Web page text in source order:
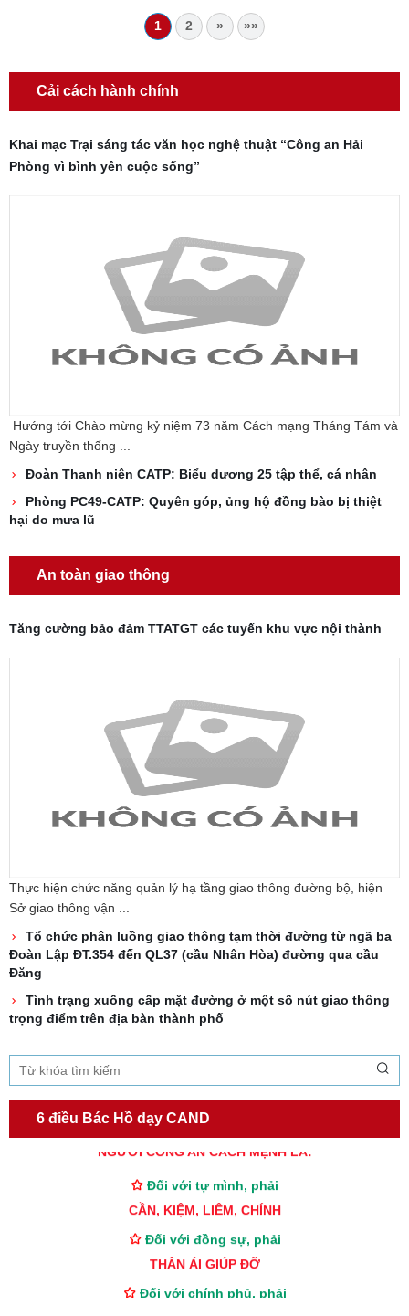
1 2 » »»
Cải cách hành chính
Khai mạc Trại sáng tác văn học nghệ thuật “Công an Hải
Phòng vì bình yên cuộc sống”
Hướng tới Chào mừng kỷ niệm 73 năm Cách mạng Tháng Tám và
Ngày truyền thống ...
Đoàn Thanh niên CATP: Biểu dương 25 tập thể, cá nhân
Phòng PC49-CATP: Quyên góp, ủng hộ đồng bào bị thiệt
hại do mưa lũ
An toàn giao thông
Tăng cường bảo đảm TTATGT các tuyến khu vực nội thành
Thực hiện chức năng quản lý hạ tầng giao thông đường bộ, hiện
Sở giao thông vận ...
Tổ chức phân luồng giao thông tạm thời đường từ ngã ba
Đoàn Lập ĐT.354 đến QL37 (cầu Nhân Hòa) đường qua cầu
Đăng
Tình trạng xuống cấp mặt đường ở một số nút giao thông
trọng điểm trên địa bàn thành phố
6 điều Bác Hồ dạy CAND
TƯ CÁCH
NGƯỜI CÔNG AN CÁCH MỆNH LÀ:
CẦN, KIỆM, LIÊM, CHÍNH
THÂN ÁI GIÚP ĐỠ